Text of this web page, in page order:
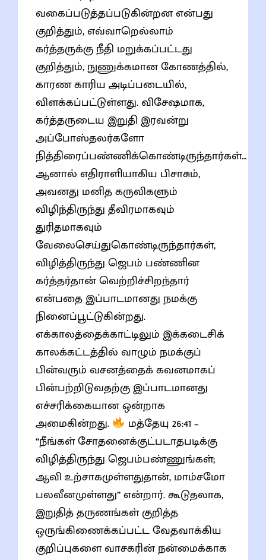
வகைப்படுத்தப்படுகின்றன என்பது
குறித்தும், எவ்வாறெல்லாம்
கர்த்தருக்கு நீதி மறுக்கப்பட்டது
குறித்தும், நுணுக்கமான கோணத்தில்,
காரண காரிய அடிப்படையில்,
விளக்கப்பட்டுள்ளது. விசேஷமாக,
கர்த்தருடைய இறுதி இரவன்று
அப்போஸ்தலர்களோ
நித்திரைப்பண்ணிக்கொண்டிருந்தார்கள்…
ஆனால் எதிராளியாகிய பிசாசும்,
அவனது மனித கருவிகளும்
விழிந்திருந்து தீவிரமாகவும்
துரிதமாகவும்
வேலைசெய்துகொண்டிருந்தார்கள்,
விழித்திருந்து ஜெபம் பண்ணின
கர்த்தர்தான் வெற்றிச்சிறந்தார்
என்பதை இப்பாடமானது நமக்கு
நினைப்பூட்டுகின்றது.
எக்காலத்தைக்காட்டிலும் இக்கடைசிக்
காலக்கட்டத்தில் வாழும் நமக்குப்
பின்வரும் வசனத்தைக் கவனமாகப்
பின்பற்றிடுவதற்கு இப்பாடமானது
எச்சரிக்கையான ஒன்றாக
அமைகின்றது.
மத்தேயு 26:41 –
“நீங்கள் சோதனைக்குட்படாதபடிக்கு
விழித்திருந்து ஜெபம்பண்ணுங்கள்;
ஆவி உற்சாகமுள்ளதுதான், மாம்சமோ
பலவீனமுள்ளது” என்றார். கூடுதலாக,
இறுதித் தருணங்கள் குறித்த
ஒருங்கிணைக்கப்பட்ட வேதவாக்கிய
குறிப்புகளை வாசகரின் நன்மைக்காக